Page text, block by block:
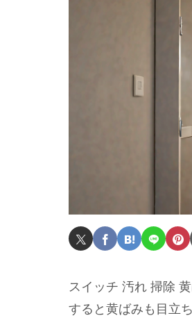
スイッチ 汚れ 掃除
すると黄ばみも目立